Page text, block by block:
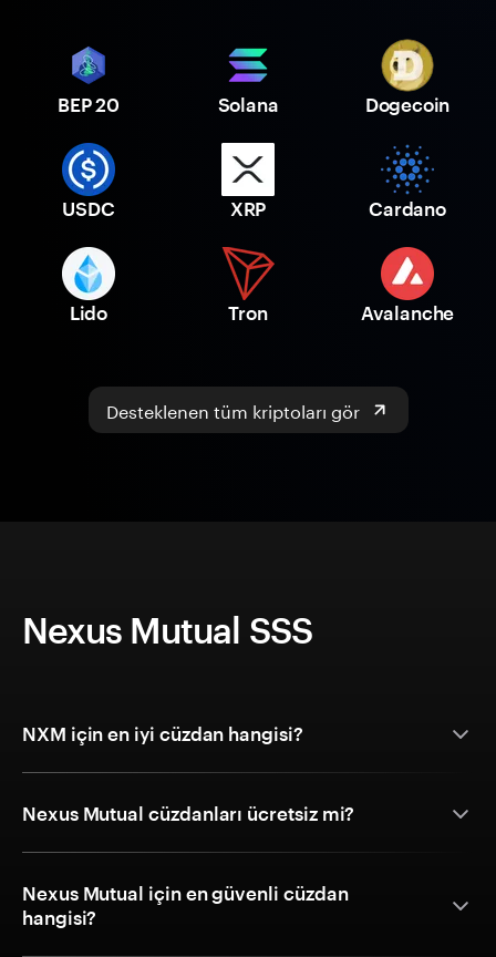
BEP 20 Solana Dogecoin
USDC XRP Cardano
Lido Tron Avalanche
Desteklenen tüm kriptoları gör
Nexus Mutual SSS
NXM için en iyi cüzdan hangisi?
Nexus Mutual cüzdanları ücretsiz mi?
Nexus Mutual için en güvenli cüzdan
hangisi?